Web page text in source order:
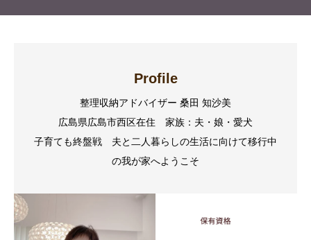
Profile
整理収納アドバイザー 桑田 知沙美
広島県広島市西区在住 家族：夫・娘・愛犬
子育ても終盤戦 夫と二人暮らしの生活に向けて移行中
の我が家へようこそ